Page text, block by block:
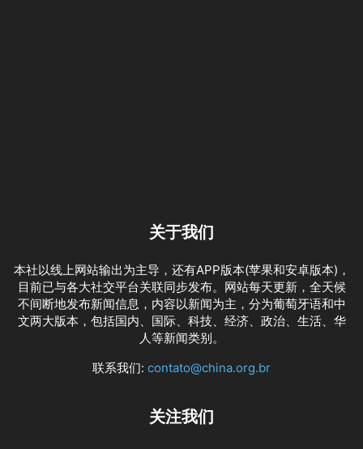
关于我们
本社以线上网站输出为主导，还有APP版本(苹果和安卓版本)，
目前已与各大社交平台关联同步发布。网站每天更新，全天候
不间断地发布新闻信息，内容以新闻为主，分为葡萄牙语和中
文两大版本，包括国内、国际、科技、经济、政治、生活、华
人等新闻类别。
联系我们: contato@china.org.br
关注我们